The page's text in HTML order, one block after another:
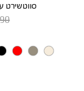
סווטשירט
₪